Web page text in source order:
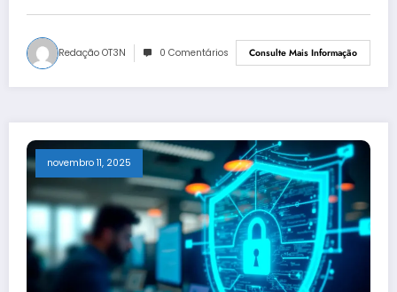
Redação OT3N 0 Comentários Consulte Mais Informação
novembro 11, 2025